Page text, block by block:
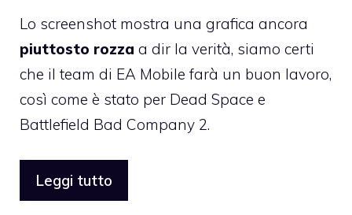
Lo screenshot mostra una grafica ancora
piuttosto rozza a dir la verità, siamo certi
che il team di EA Mobile farà un buon lavoro,
così come è stato per Dead Space e
Battlefield Bad Company 2.
Leggi tutto